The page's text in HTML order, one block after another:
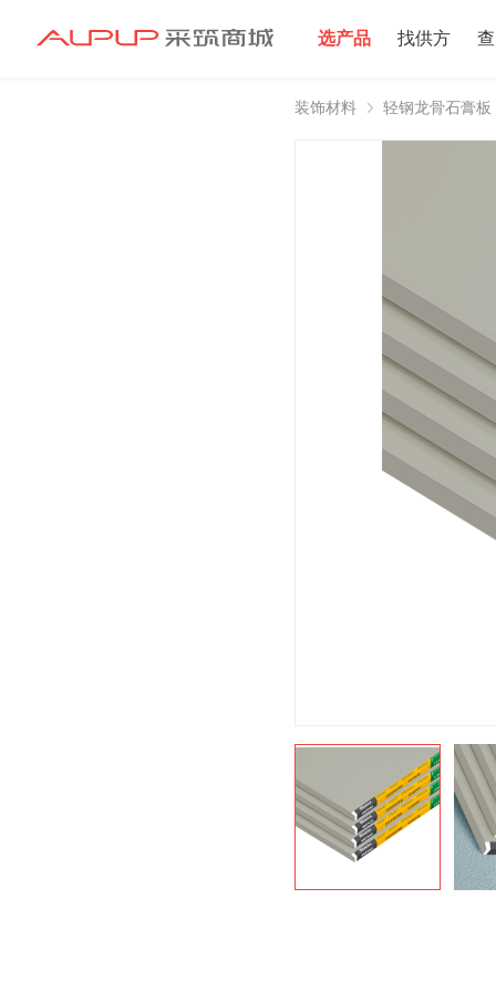
选产品 找供方
装饰材料 轻钢龙骨石膏板